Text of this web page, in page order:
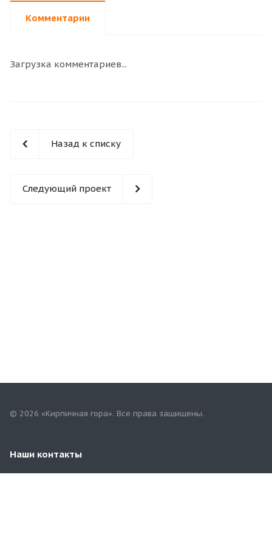
Комментарии
Загрузка комментариев...
Назад к списку
Следующий проект
© 2026 «Кирпичная гора». Все права защищены.
Наши контакты
8(901)802-96-99